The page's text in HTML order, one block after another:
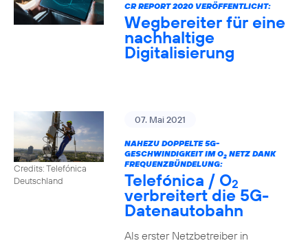
CR REPORT 2020 VERÖFFENTLICHT:
Wegbereiter für eine
nachhaltige
Digitalisierung
Credits: Telefónica
Deutschland
07. Mai 2021
NAHEZU DOPPELTE 5G-
GESCHWINDIGKEIT IM O2NETZ DANK
FREQUENZBÜNDELUNG:
Telefónica / O2
verbreitert die 5G-
Datenautobahn
Als erster Netzbetreiber in